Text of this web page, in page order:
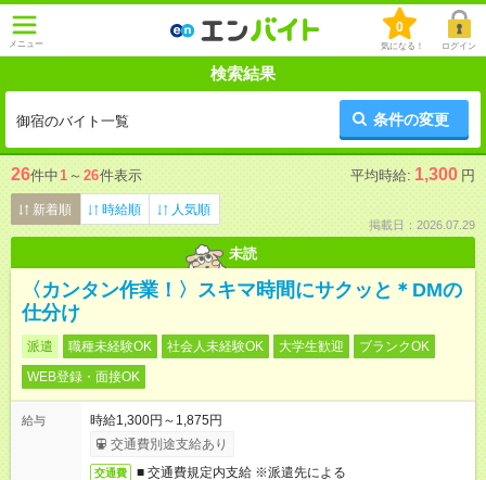
メニュー
0
気になる！ ログイン
検索結果
御宿のバイト一覧 条件の変更
26件中1 ～ 26件表示 平均時給: 1,300 円
新着順 時給順 人気順
掲載日：2026.07.29
未読
〈カンタン作業！〉スキマ時間にサクッと＊DMの
仕分け
派遣 職種未経験OK 社会人未経験OK 大学生歓迎
ブランクOK
WEB登録・面接OK
給与
時給1,300円～1,875円
交通費別途支給あり
交通費 ■ 交通費規定内支給 ※派遣先による